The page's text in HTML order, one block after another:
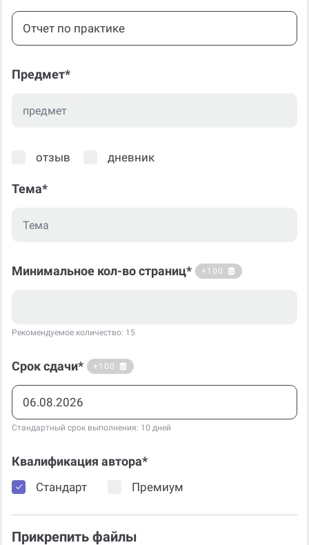
Отчет по практике
Предмет*
отзыв дневник
Тема*
Минимальное кол-во страниц* +100
Рекомендуемое количество: 15
Срок сдачи* +100
Стандартный срок выполнения: 10 дней
Квалификация автора*
Стандарт Премиум
Прикрепить файлы